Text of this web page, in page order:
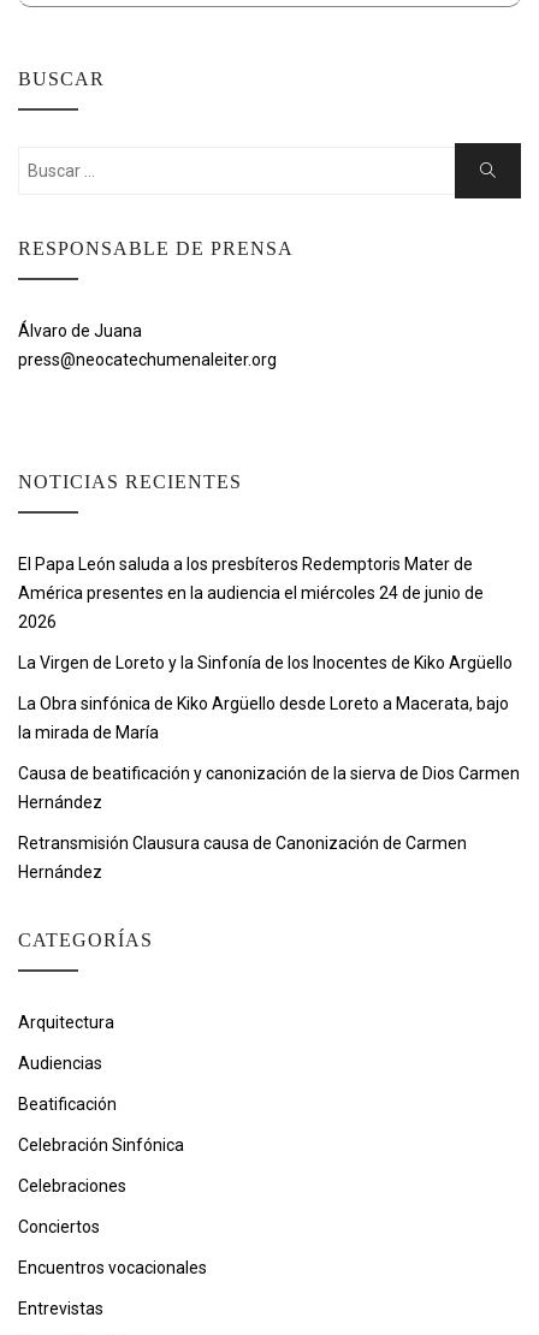
BUSCAR
Buscar:
Buscar
RESPONSABLE DE PRENSA
Álvaro de Juana
press@neocatechumenaleiter.org
NOTICIAS RECIENTES
El Papa León saluda a los presbíteros Redemptoris Mater de
América presentes en la audiencia el miércoles 24 de junio de
2026
La Virgen de Loreto y la Sinfonía de los Inocentes de Kiko Argüello
La Obra sinfónica de Kiko Argüello desde Loreto a Macerata, bajo
la mirada de María
Causa de beatificación y canonización de la sierva de Dios Carmen
Hernández
Retransmisión Clausura causa de Canonización de Carmen
Hernández
CATEGORÍAS
Arquitectura
Audiencias
Beatificación
Celebración Sinfónica
Celebraciones
Conciertos
Encuentros vocacionales
Entrevistas